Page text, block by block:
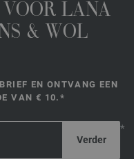
LANA
& WOL
EN ONTVANG EEN
VAN € 10.*
*